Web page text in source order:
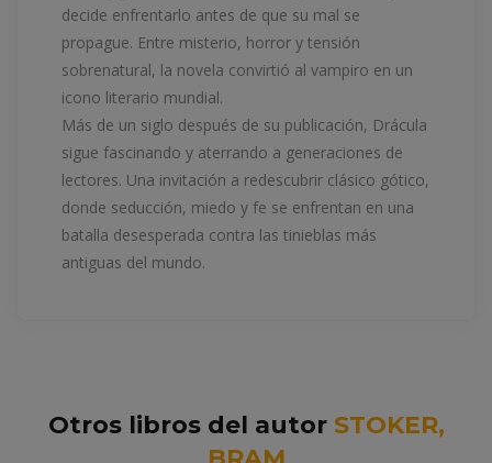
decide enfrentarlo antes de que su mal se
propague. Entre misterio, horror y tensión
sobrenatural, la novela convirtió al vampiro en un
icono literario mundial.
Más de un siglo después de su publicación, Drácula
sigue fascinando y aterrando a generaciones de
lectores. Una invitación a redescubrir clásico gótico,
donde seducción, miedo y fe se enfrentan en una
batalla desesperada contra las tinieblas más
antiguas del mundo.
Otros libros del autor STOKER,